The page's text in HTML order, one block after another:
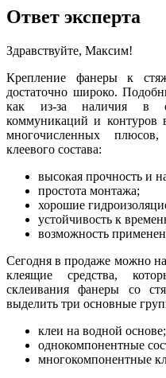
Ответ эксперта
Здравствуйте, Максим!
Крепление фанеры к
достаточно широко.
как из-за наличия в
коммуникаций и контуров
многочисленных
клеевого состава:
высокая прочность и
простота монтажа;
хорошие
устойчивость к
возможность
Сегодня в продаже можно
клеящие средства,
склеивания фанеры со
выделить три основные
клеи на водной основе;
однокомпонентные
многокомпонентные